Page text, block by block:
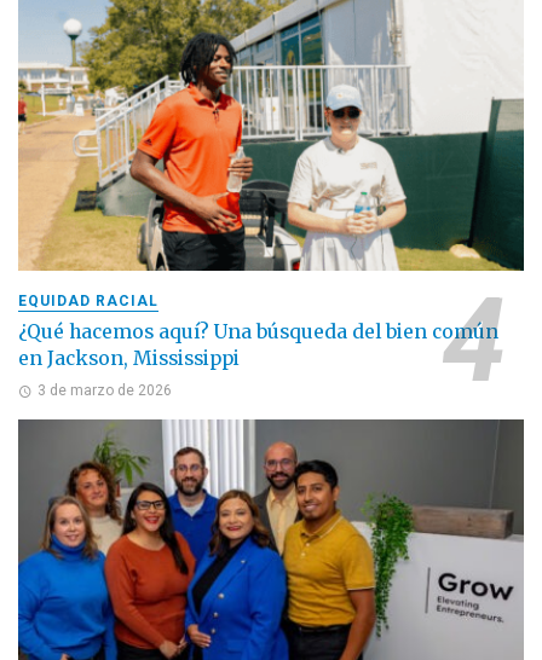
EQUIDAD RACIAL
¿Qué hacemos aquí? Una búsqueda del bien común
en Jackson, Mississippi
3 de marzo de 2026